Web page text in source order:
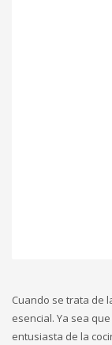
Cuando se trata de
esencial. Ya sea
entusiasta de la